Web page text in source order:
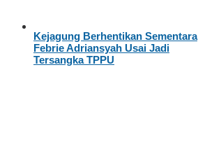
Kejagung Berhentikan Sementara
Febrie Adriansyah Usai Jadi
Tersangka TPPU